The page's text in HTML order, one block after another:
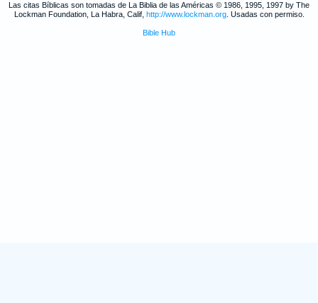
Las citas Bíblicas son tomadas de La Biblia de las Américas © 1986, 1995, 1997 by The
Lockman Foundation, La Habra, Calif, http://www.lockman.org. Usadas con permiso.
Bible Hub